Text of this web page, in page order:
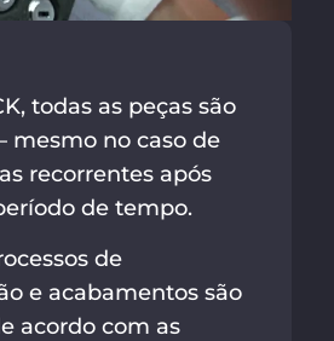
todas as peças são
mesmo no caso de
recorrentes após
de tempo.
de
e acabamentos são
acordo com as